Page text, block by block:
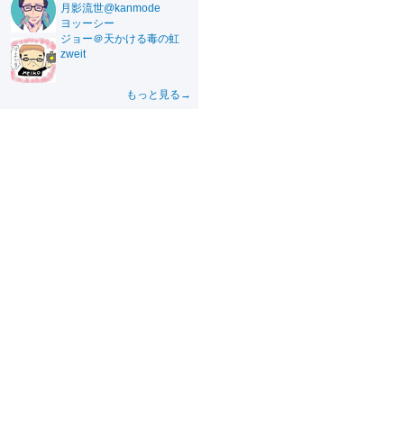
月影流世@kanmode
ヨッーシー
ジョー＠天かける毒の虹
zweit
もっと見る→